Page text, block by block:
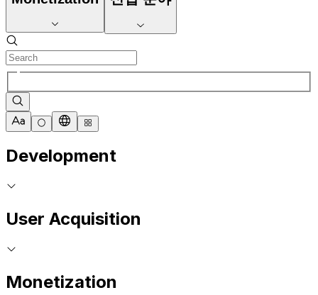
Development
User Acquisition
Monetization